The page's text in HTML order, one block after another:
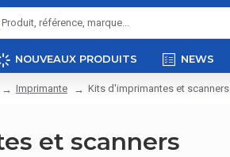
NOUVEAUX PRODUITS NEWS
Imprimante Kits d'imprimantes et scanners
et scanners